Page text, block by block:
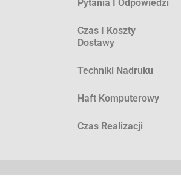
Pytania I Odpowiedzi
Czas I Koszty
Dostawy
Techniki Nadruku
Haft Komputerowy
Czas Realizacji